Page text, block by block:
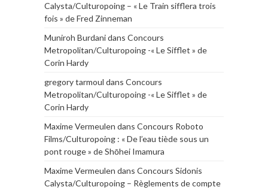
Calysta/Culturopoing – « Le Train sifflera trois
fois » de Fred Zinneman
Muniroh Burdanidans Concours
Metropolitan/Culturopoing -« Le Sifflet » de
Corin Hardy
gregory tarmoul dans Concours
Metropolitan/Culturopoing -« Le Sifflet » de
Corin Hardy
Maxime Vermeulen dans Concours Roboto
Films/Culturopoing : « De l’eau tiède sous un
pont rouge » de Shōhei Imamura
Maxime Vermeulen dans Concours Sidonis
Calysta/Culturopoing – Règlements de compte